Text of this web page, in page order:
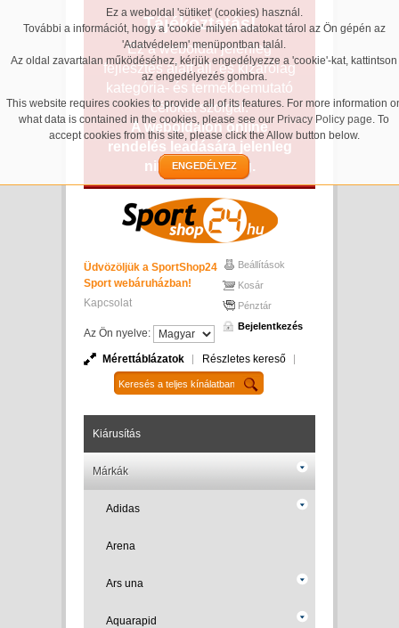
Ez a weboldal 'sütiket' (cookies) használ.
További a információt, hogy a 'cookie' milyen adatokat tárol az Ön gépén az
'Adatvédelem' menüpontban talál.
Az oldal zavartalan működéséhez, kérjük engedélyezze a 'cookie'-kat, kattintson
az engedélyezés gombra.
This website requires cookies to provide all of its features. For more information
what data is contained in the cookies, please see our Privacy Policy page. To
accept cookies from this site, please click the Allow button below.
ENGEDÉLYEZ
Tájékoztatás!
Ez a weboldal jelenleg
fejlesztés alatt áll, és kizárólag
kategória- és termékbemutató
célokat szolgál.
A weboldalon online
rendelés leadására jelenleg
nincs lehetőség.
Üdvözöljük a SportShop24
Sport webáruházban!
Kapcsolat
Az Ön nyelve:
Beállítások
Kosár
Pénztár
Bejelentkezés
Mérettáblázatok Részletes kereső
Kiárusítás
Márkák
Adidas
Arena
Ars una
Aquarapid